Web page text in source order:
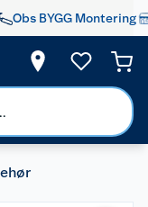
Obs BYGG Montering